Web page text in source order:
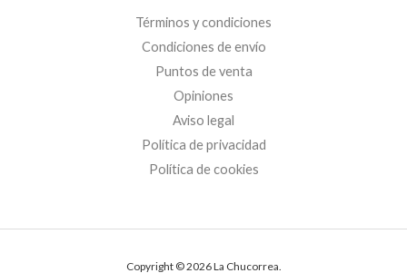
Términos y condiciones
Condiciones de envío
Puntos de venta
Opiniones
Aviso legal
Política de privacidad
Política de cookies
Copyright © 2026 La Chucorrea.